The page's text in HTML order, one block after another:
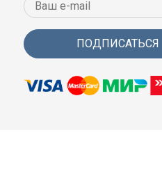
ПОДПИСАТЬСЯ